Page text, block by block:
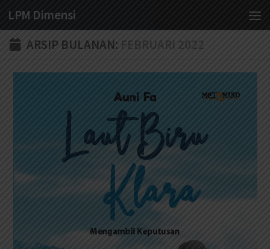
Skip to content
LPM Dimensi
ARSIP BULANAN: FEBRUARI 2022